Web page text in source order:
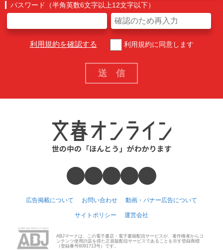
パスワード（半角英数6文字以上12文字以下）
利用規約を確認する 利用規約に同意します
広告掲載について お問い合わせ 動画・バナー広告について
サイトポリシー 運営会社
ABJマークは、この電子書店・電子書籍配信サービスが、著作権者からコ
ンテンツ使用許諾を得た正規版配信サービスであることを示す登録商標
（登録番号6091713号）です。